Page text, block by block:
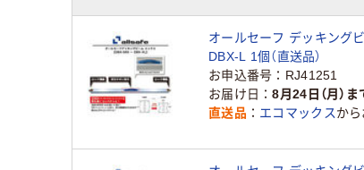
オールセーフ デッキング
DBX-L 1個（直送品）
お申込番号
RJ41251
お届け日
8月24日（月）ま
直送品
エコマックスか